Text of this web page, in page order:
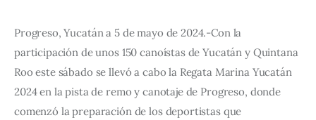
Progreso, Yucatán a 5 de mayo de 2024.-Con la
participación de unos 150 canoístas de Yucatán y Quintana
Roo este sábado se llevó a cabo la Regata Marina Yucatán
2024 en la pista de remo y canotaje de Progreso, donde
comenzó la preparación de los deportistas que